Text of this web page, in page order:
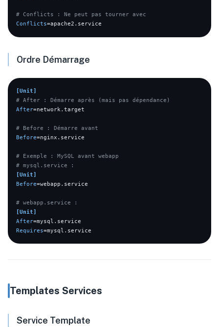
# Conflicts : Ne peut pas tourner avec
Conflicts
Ordre Démarrage
[Unit]
# After : Démarre après (mais pas dépendance)
After=network.target
# Before : Démarre avant
Before=nginx.service
# Exemple : MySQL avant webapp
# mysql.service :
[Unit]
Before=webapp.service
# webapp.service :
[Unit]
After
Requires
Templates Services
Service Template